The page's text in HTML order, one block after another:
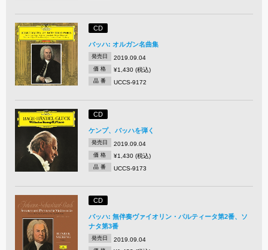
CD
バッハ: オルガン名曲集
発売日 2019.09.04
価 格 ¥1,430 (税込)
品 番 UCCS-9172
CD
ケンプ、バッハを弾く
発売日 2019.09.04
価 格 ¥1,430 (税込)
品 番 UCCS-9173
CD
バッハ: 無伴奏ヴァイオリン・パルティータ第2番、ソ
ナタ第3番
発売日 2019.09.04